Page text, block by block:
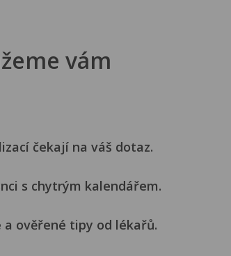
vám
čekají na váš dotaz.
s chytrým kalendářem.
ověřené tipy od lékařů.